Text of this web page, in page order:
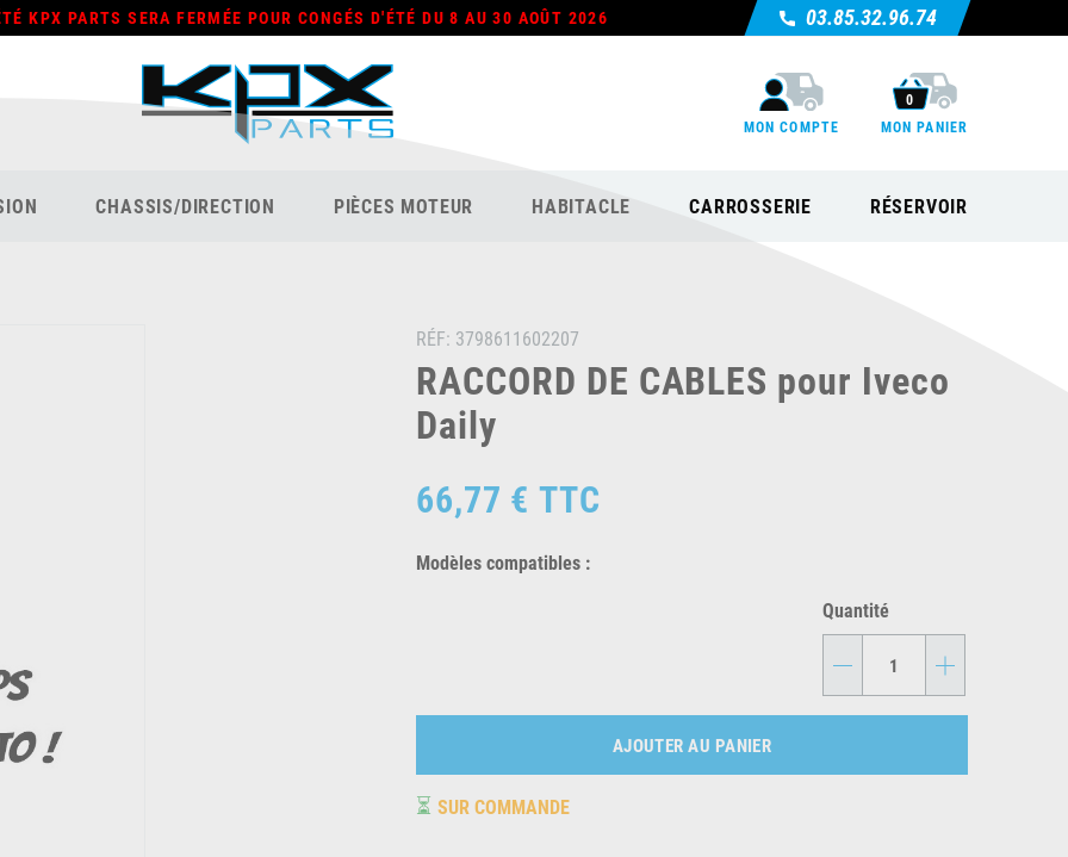
KPX PARTS SERA FERMÉE POUR CONGÉS D'ÉTÉ DU 8 AU 30 AOÛT 2026 03.85.32.96.74
MON COMPTE
0
MON PANIER
CHASSIS/DIRECTION PIÈCES MOTEUR HABITACLE CARROSSERIE RÉSERVOIR
RÉF: 3798611602207
RACCORD DE CABLES pour Iveco
Daily
66,77 € TTC
Modèles compatibles :
Quantité
- +
AJOUTER AU PANIER
⏳ SUR COMMANDE